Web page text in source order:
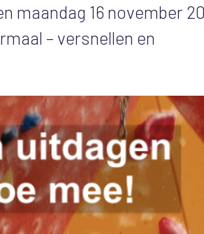
maandag 16 november
– versnellen en